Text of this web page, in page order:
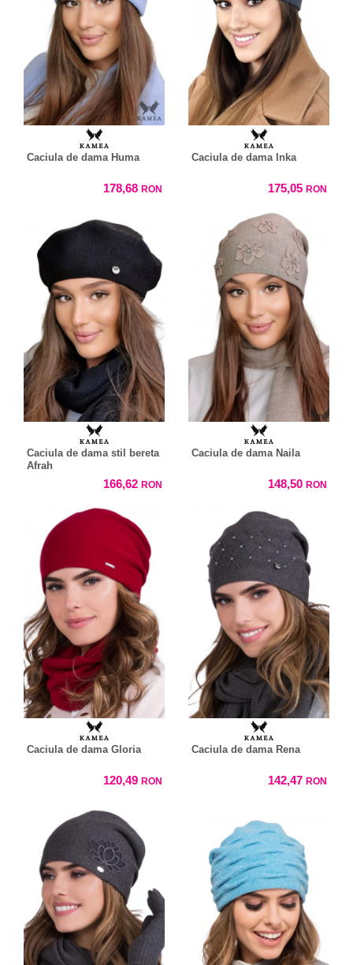
Caciula de dama Huma
178,68 RON
Caciula de dama Inka
175,05 RON
Caciula de dama stil bereta
Afrah
166,62 RON
Caciula de dama Naila
148,50 RON
Caciula de dama Gloria
120,49 RON
Caciula de dama Rena
142,47 RON